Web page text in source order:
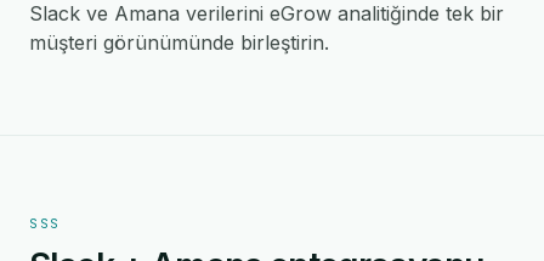
Slack ve Amana verilerini eGrow analitiğinde tek bir
müşteri görünümünde birleştirin.
SSS